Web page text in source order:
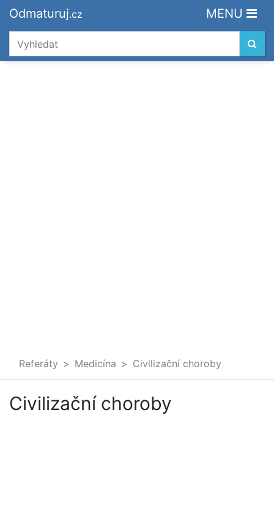
Odmaturuj.cz MENU
Referáty Medicína Civilizační choroby
Civilizační choroby